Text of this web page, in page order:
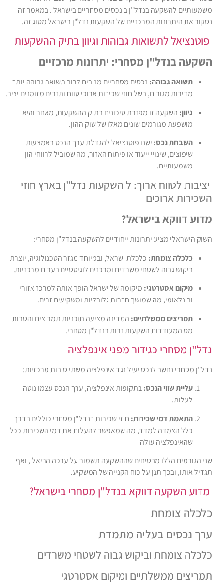
מסחריים בישראל . במאמר זה
השקעות נדל"ן בישראל מסוג זה.
וגיוון בתיק ההשקעות
מרכזיים
מניבים לרוב תשואה גבוהה יותר
ארוכי טווח ותזרים מזומנים יציב.
בתיק ההשקעות, מאחר והיא
של שוק ההון.
להגדלת ערך הנכס באמצעות
האזור, מה שמוביל לרווחי הון
נדל"ן בארץ חוזי
להשקעה בנדל"ן מסחרי:
ובמיוחד מגזר הטכנולוגיה, יוצרת
לוגיסטיים בערים מרכזיות.
ישראל הופך אותה למרכז אזורי
גלובליות ומשקיעים זרים.
מציעה תוכניות תמריצים והטבות
בנדל"ן מסחרי.
אינפלציה
אינפלציה משתי סיבות מרכזיות:
אינפלציה, ערך הנכס עצמו נוטה
שכירות בנדל"ן מסחרי כוללים בדרך
להעלות את דמי השכירות ככל
תשמור על ערכה הריאלי, ואף
של המשקיע.
מסחרי בישראל?
לשטחי משרדים
אסטרטגי